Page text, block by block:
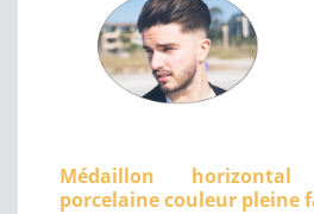
Médaillon
porcelaine couleur pleine